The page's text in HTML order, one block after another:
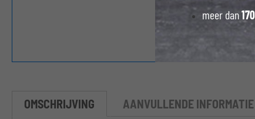
meer dan
OMSCHRIJVING AANVULLENDE INFORMATIE